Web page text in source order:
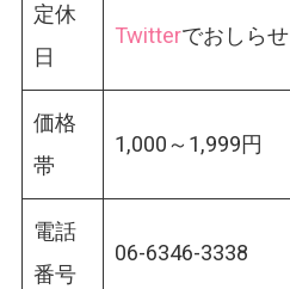
定休
日
Twitterでおしらせ
価格
帯
1,000～1,999円
電話
番号
06-6346-3338